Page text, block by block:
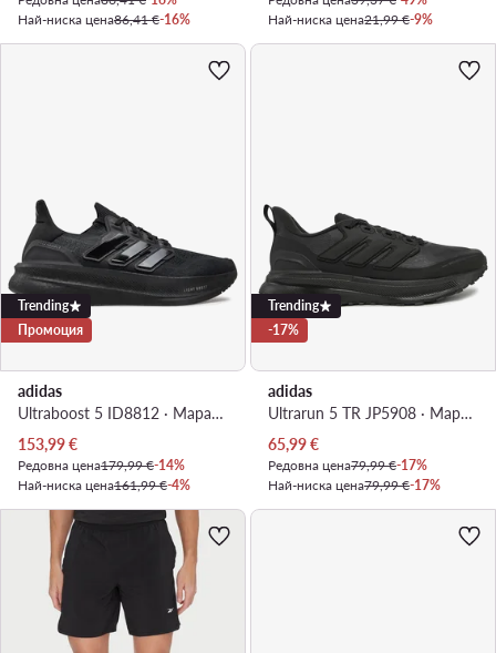
Най-ниска цена86,41 €-16%
Най-ниска цена21,99 €-9%
Trending
Промоция
adidas
Ultraboost 5 ID8812 · Маратонки за бягане
Актуална цена
153,99€
Редовна цена179,99 €-14%
Най-ниска цена161,99 €-4%
Trending
-17%
adidas
Ultrarun 5 TR JP5908 · Маратонки за бягане
Актуална цена
65,99€
Редовна цена79,99 €-17%
Най-ниска цена79,99 €-17%